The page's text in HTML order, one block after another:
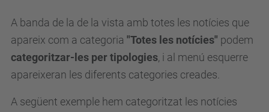
A banda de la de la vista amb totes les notícies que
apareix com a categoria "Totes les notícies" podem
categoritzar-les per tipologies, i al menú esquerre
apareixeran les diferents categories creades.
A següent exemple hem categoritzat les notícies